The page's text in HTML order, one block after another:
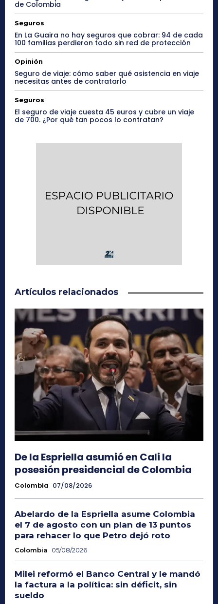
de Colombia
Seguros
En La Guaira no hay seguros que cobrar: 94 de cada
100 familias perdieron todo sin red de protección
Opinión
Seguro de viaje: cómo saber qué asistencia en viaje
necesitas antes de contratarlo
Seguros
El seguro de viaje cuesta 45 euros y cubre un viaje
de 700. ¿Por qué tan pocos lo contratan?
Artículos relacionados
De la Espriella asumió en Cali la
posesión presidencial de Colombia
Colombia 07/08/2026
Abelardo de la Espriella asume Colombia
el 7 de agosto con un plan de 13 puntos
para rehacer lo que Petro dejó roto
Colombia 05/08/2026
Milei reformó el Banco Central y le mandó
la factura a la política: sin déficit, sin
sueldo